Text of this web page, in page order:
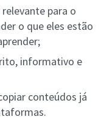
para o
o que eles estão
informativo e
conteúdos já